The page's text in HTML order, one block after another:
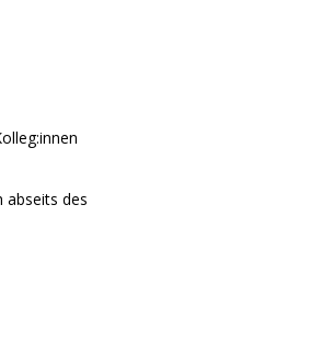
abseits des